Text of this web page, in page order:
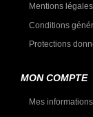
Mentions légales
Conditions
Protections
MON COMPTE
Mes informations